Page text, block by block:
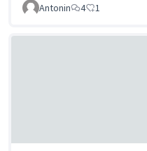
Antonin 4 1